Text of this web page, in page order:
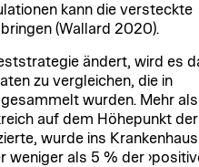
kann die versteckte
(Wallard 2020).
ändert, wird es
zu vergleichen, die in
wurden. Mehr
auf dem Höhepunkt der
wurde ins Krankenhaus
weniger als 5 % der